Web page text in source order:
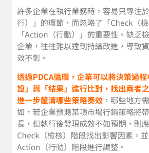
許多企業在執行業務時，容易只專注
行）」的環節，而忽略了「Check（
「Action（行動）」的重要性。缺乏
企業，往往難以達到持續改進，導致
效不彰。
透過PDCA循環，企業可以將決策過
設」與「結果」進行比對，找出兩者
進一步釐清哪些策略奏效 ，哪些地方
如，若企業預測某項市場行銷策略將
長，但執行後發現成效不如預期，則
Check（檢核）階段找出影響因素，
Action（行動）階段進行調整。